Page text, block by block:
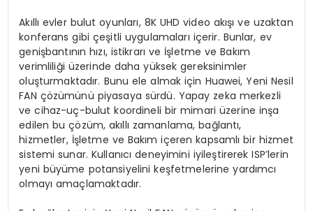
Akıllı evler bulut oyunları, 8K UHD video akışı ve uzaktan
konferans gibi çeşitli uygulamaları içerir. Bunlar, ev
genişbantının hızı, istikrarı ve İşletme ve Bakım
verimliliği üzerinde daha yüksek gereksinimler
oluşturmaktadır. Bunu ele almak için Huawei, Yeni Nesil
FAN çözümünü piyasaya sürdü. Yapay zeka merkezli
ve cihaz-uç-bulut koordineli bir mimari üzerine inşa
edilen bu çözüm, akıllı zamanlama, bağlantı,
hizmetler, İşletme ve Bakım içeren kapsamlı bir hizmet
sistemi sunar. Kullanıcı deneyimini iyileştirerek ISP’lerin
yeni büyüme potansiyelini keşfetmelerine yardımcı
olmayı amaçlamaktadır.